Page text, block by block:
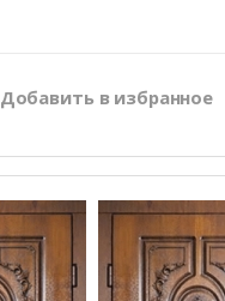
Добавить в избранное